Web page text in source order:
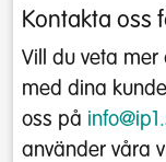
Kontakta oss
Vill du veta
med dina
oss på
använder våra